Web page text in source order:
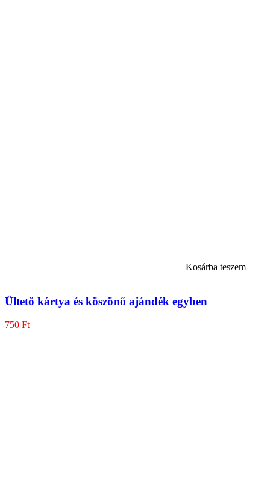
Kosárba teszem
Ültető kártya és köszönő ajándék egyben
750 Ft